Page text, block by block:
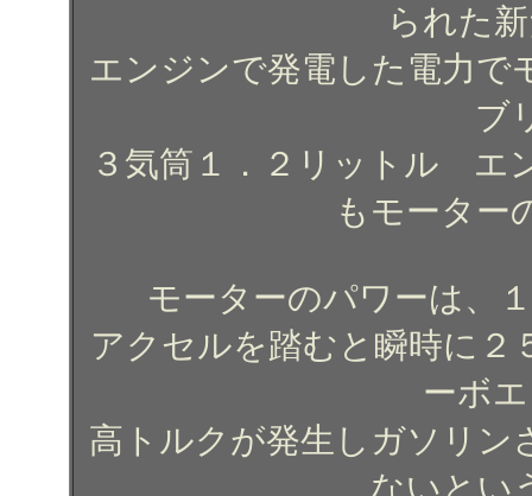
られた
エンジンで発電した電力で
ブ
３気筒１．２リットル エ
もモーター
モーターのパワーは、
アクセルを踏むと瞬時に２
ーボ
高トルクが発生しガソリン
ないとい